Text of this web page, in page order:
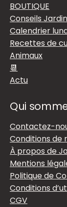
BOUTIQUE
Conseils Jardin
Calendrier
Recettes de
Animaux
📆
Actu
Qui
Contactez-
Conditions de
À propos de
Mentions
Politique de
Conditions
CGV